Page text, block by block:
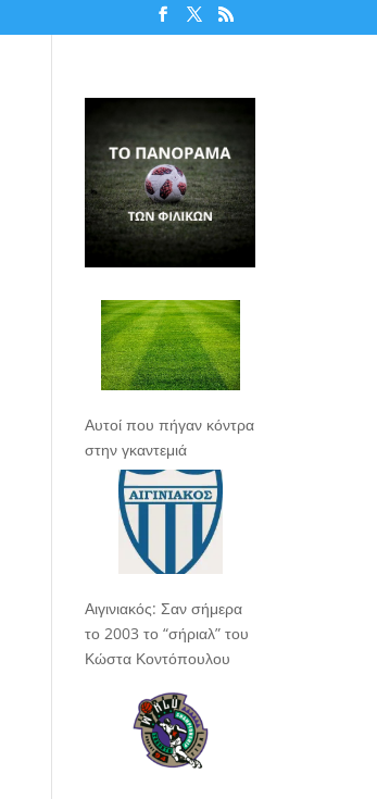
Αυτοί που πήγαν κόντρα
στην γκαντεμιά
Αιγινιακός: Σαν σήμερα
το 2003 το “σήριαλ” του
Κώστα Κοντόπουλου